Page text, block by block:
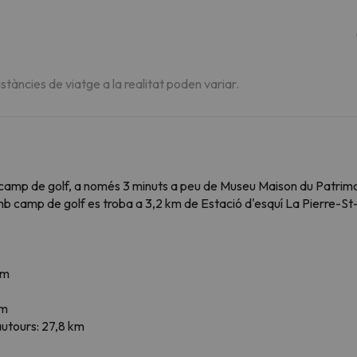
de viatge a la realitat poden variar.
de golf, a només 3 minuts a peu de Museu Maison du
camp de golf es troba a 3,2 km de Estació d'esquí La Pierre-
27,8 km